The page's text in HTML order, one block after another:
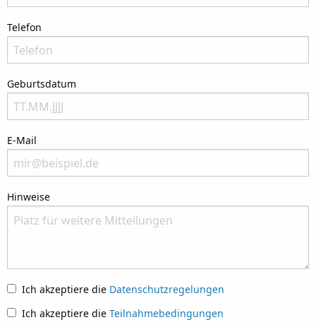
Telefon
Geburtsdatum
E-Mail
Hinweise
Please let us know what we can do to assist you.
Ich akzeptiere die Datenschutzregelungen
Ich akzeptiere die Teilnahmebedingungen